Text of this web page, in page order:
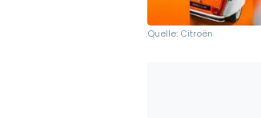
Quelle: Citroën